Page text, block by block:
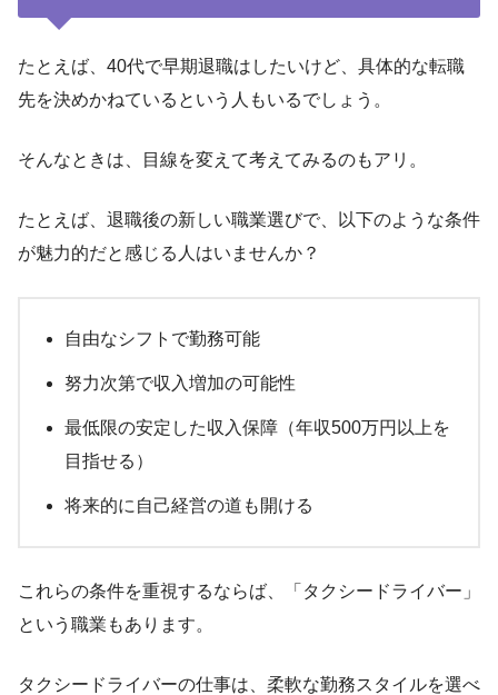
たとえば、40代で早期退職はしたいけど、具体的な転職
先を決めかねているという人もいるでしょう。
そんなときは、目線を変えて考えてみるのもアリ。
たとえば、退職後の新しい職業選びで、以下のような条件
が魅力的だと感じる人はいませんか？
自由なシフトで勤務可能
努力次第で収入増加の可能性
最低限の安定した収入保障（年収500万円以上を
目指せる）
将来的に自己経営の道も開ける
これらの条件を重視するならば、「タクシードライバー」
という職業もあります。
タクシードライバーの仕事は、柔軟な勤務スタイルを選べ